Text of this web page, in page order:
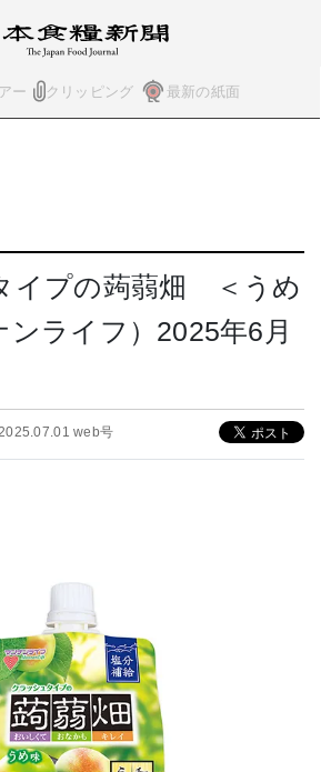
ー クリッピング 最新の紙面
イプの蒟蒻畑 ＜うめ
ンライフ）2025年6月
web号